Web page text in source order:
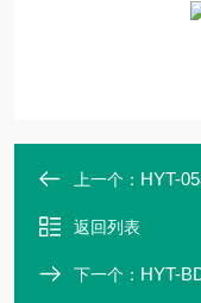
上一个： HYT-
返回列表
下一个： HYT-